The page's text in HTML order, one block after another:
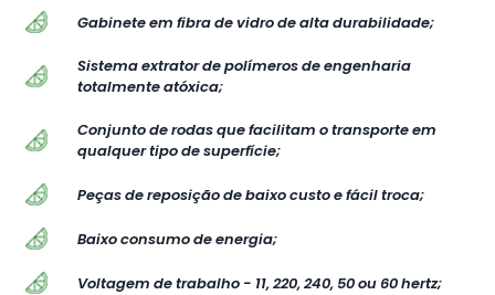
Gabinete em fibra de vidro de alta durabilidade;
Sistema extrator de polímeros de engenharia
totalmente atóxica;
Conjunto de rodas que facilitam o transporte em
qualquer tipo de superfície;
Peças de reposição de baixo custo e fácil troca;
Baixo consumo de energia;
Voltagem de trabalho - 11, 220, 240, 50 ou 60 hertz;